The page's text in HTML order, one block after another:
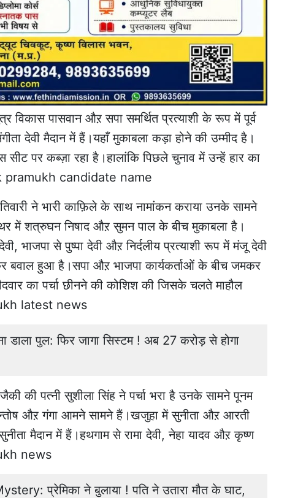
विकास पासवान औऱ सपा समर्थित प्रत्याशी के रूप में पूर्व
देवी मैदान में हैं।यहाँ मुकाबला कड़ा होने की उम्मीद है।
पर कब्ज़ा रहा है।हालांकि पिछले चुनाव में उन्हें हार का
pramukh candidate name
ने भारी काफ़िले के साथ नामांकन कराया उनके सामने
में शत्रुघन निषाद औऱ सुमन पाल के बीच मुकाबला है।
भाजपा से पुष्पा देवी औऱ निर्दलीय प्रत्याशी रूप में मंजू देवी
बवाल हुआ है।सपा औऱ भाजपा कार्यकर्ताओं के बीच जमकर
का पर्चा छीनने की कोशिश की जिसके चलते माहौल
latest news
डाला पुल: फिर जागा सिस्टम ! अब 27 करोड़ से होगा
की पत्नी सुशीला सिंह ने पर्चा भरा है उनके सामने पूनम
औऱ गंगा आमने सामने हैं।खजुहा में सुनीता औऱ आरती
मैदान में हैं।हथगाम से रामा देवी, नेहा यादव औऱ कृष्ण
news
प्रेमिका ने बुलाया ! पति ने उतारा मौत के घाट,